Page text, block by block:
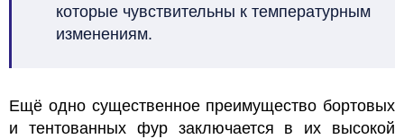
которые чувствительны к температурным
изменениям.
Ещё одно существенное преимущество бортовых
и тентованных фур заключается в их высокой